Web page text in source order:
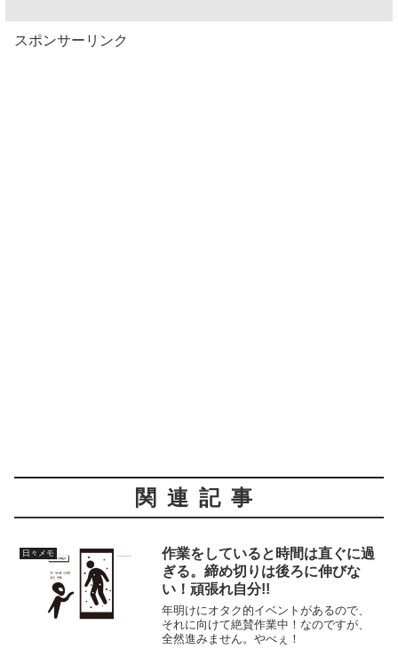
スポンサーリンク
関連記事
日々メモ
作業をしていると時間は直ぐに過
ぎる。締め切りは後ろに伸びな
い！頑張れ自分!!
年明けにオタク的イベントがあるので、
それに向けて絶賛作業中！なのですが、
全然進みません。やべぇ！